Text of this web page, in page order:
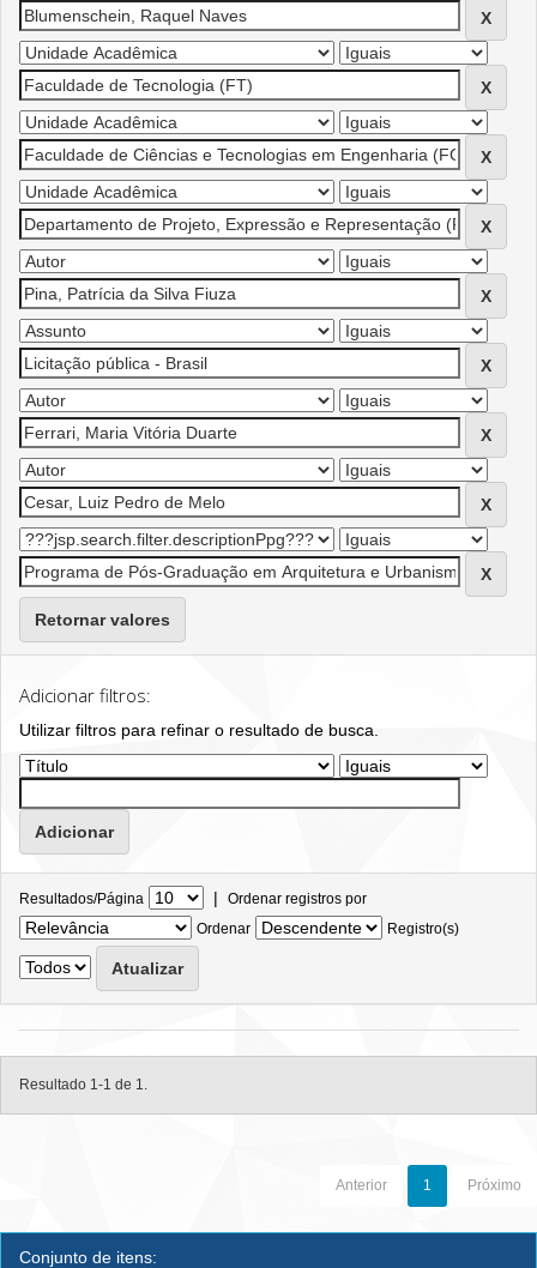
Retornar valores
Adicionar filtros:
Utilizar filtros para refinar o resultado de busca.
Resultados/Página | Ordenar registros por
Ordenar
Registro(s)
Resultado 1-1 de 1.
Anterior 1 Próximo
Conjunto de itens: